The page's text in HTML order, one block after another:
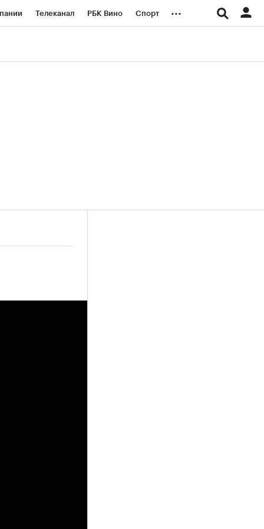
Телеканал РБК Вино Спорт ...